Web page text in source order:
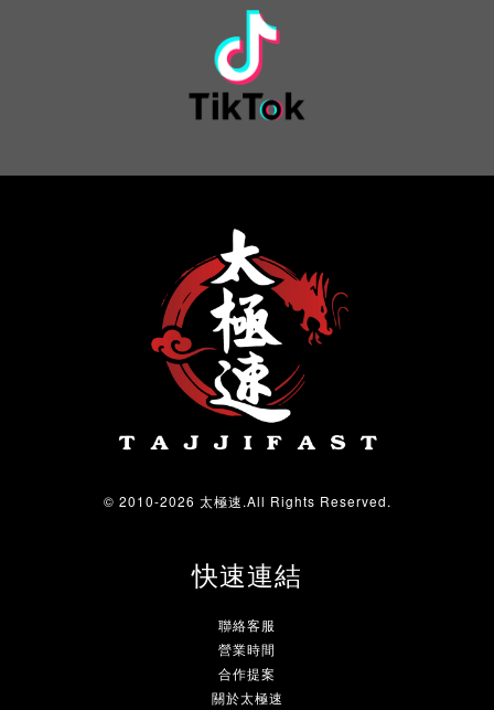
© 2010-2026 太極速.All Rights Reserved.
快速連結
聯絡客服
營業時間
合作提案
關於太極速